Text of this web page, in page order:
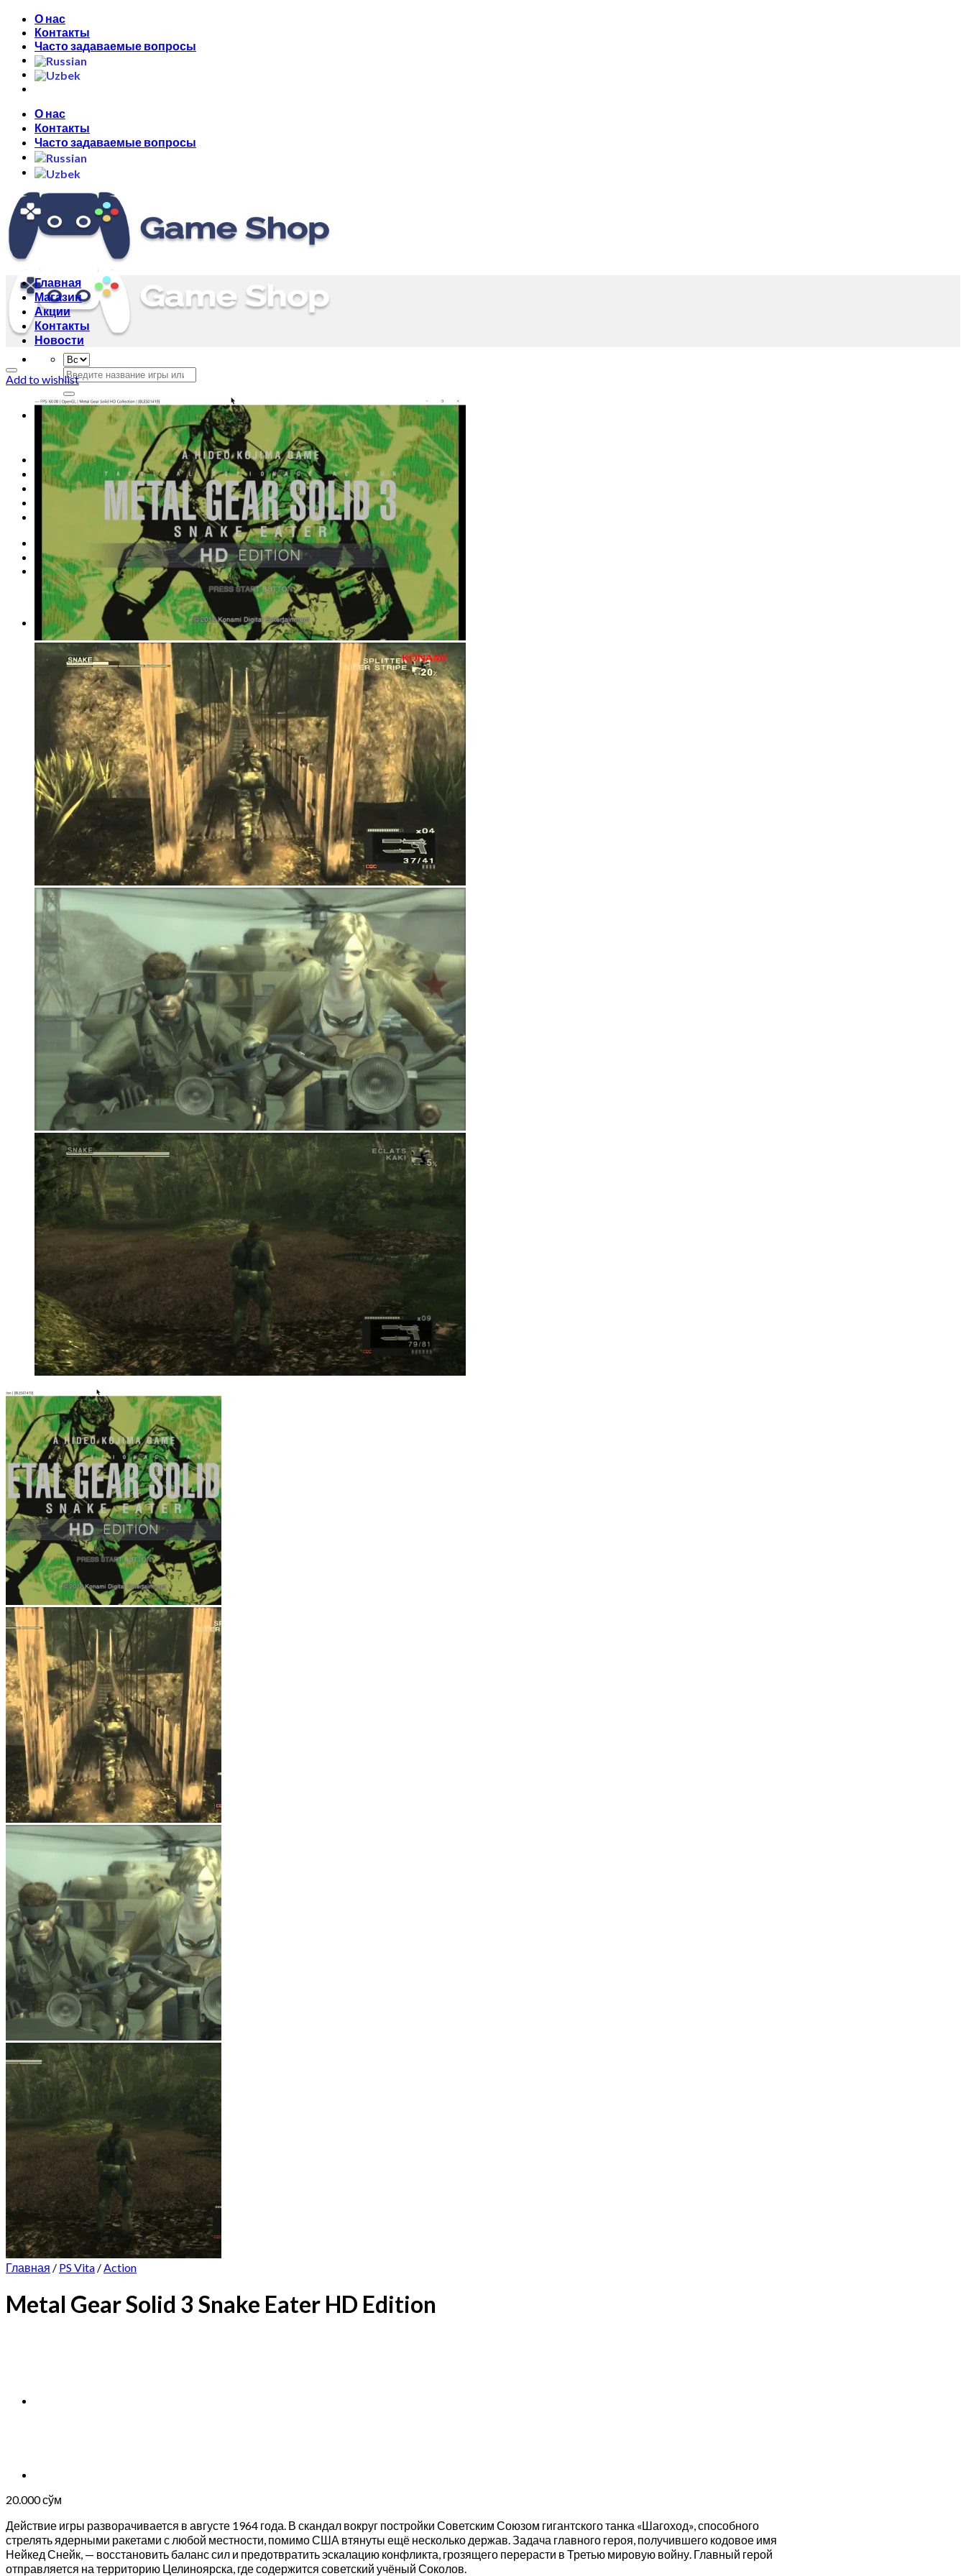
Skip
content
О нас
Контакты
Часто задаваемые вопросы
О нас
Контакты
Часто задаваемые вопросы
Искать:
Искать:
Главная
Магазин
Акции
Корзина /0сўм0
Корзина пуста.
Корзина
Корзина пуста.
Главная
Магазин
Акции
Контакты
Новости
Add to wishlist
Главная / PS Vita / Action
Metal Gear Solid 3 Snake Eater HD Edition
20.000сўм
Действие игры разворачивается в августе 1964 года. В скандал вокруг постройки Советским Союзом гигантского танка «Шагоход», способного
стрелять ядерными ракетами с любой местности, помимо США втянуты ещё несколько держав. Задача главного героя, получившего кодовое имя
Нейкед Снейк, — восстановить баланс сил и предотвратить эскалацию конфликта, грозящего перерасти в Третью мировую войну. Главный герой
отправляется на территорию Целиноярска, где содержится советский учёный Соколов.